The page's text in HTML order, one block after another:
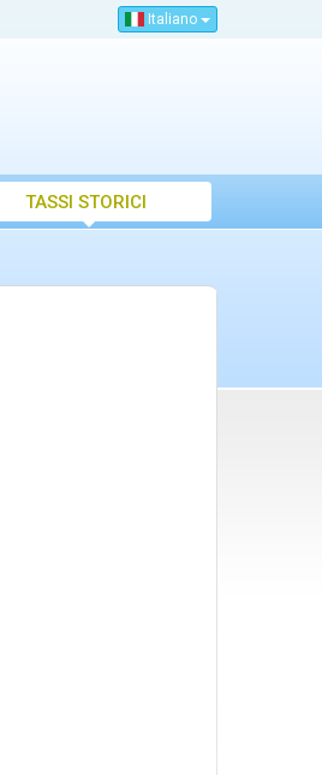
Italiano
TASSI STORICI